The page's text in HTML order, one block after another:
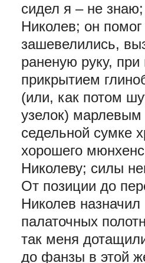
сидел я – не
Николев; он
зашевелились,
раненую руку,
прикрытием
(или, как потом
узелок) марлевым
седельной сумке
хорошего
Николеву; силы
От позиции до
Николев
палаточных
так меня
до фанзы в этой